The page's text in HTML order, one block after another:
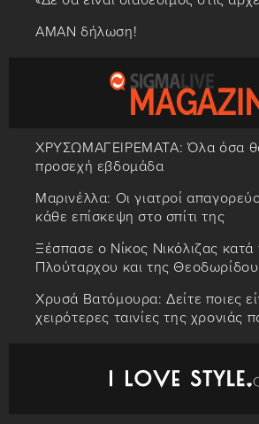
ΑΜΑΝ δήλωση!
ΧΡΥΣΩΜΑΓΕΙΡΕΜΑΤΑ: Όλα όσα
προσεχή εβδομάδα
Μαρινέλλα: Οι γιατροί
κάθε επίσκεψη στο σπίτι της
Ξέσπασε ο Νίκος Νικόλιζας κατά
Πλούταρχου και της Θεοδωρίδου
Χρυσά Βατόμουρα: Δείτε ποιες
χειρότερες ταινίες της χρονιάς